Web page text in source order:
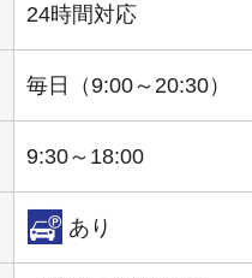
24時間対応
毎日（9:00～20:30）
9:30～18:00
あり